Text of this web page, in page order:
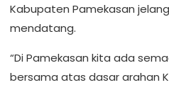
Kabupaten Pamekasan
mendatang.
“Di Pamekasan kita ada
bersama atas dasar arahan